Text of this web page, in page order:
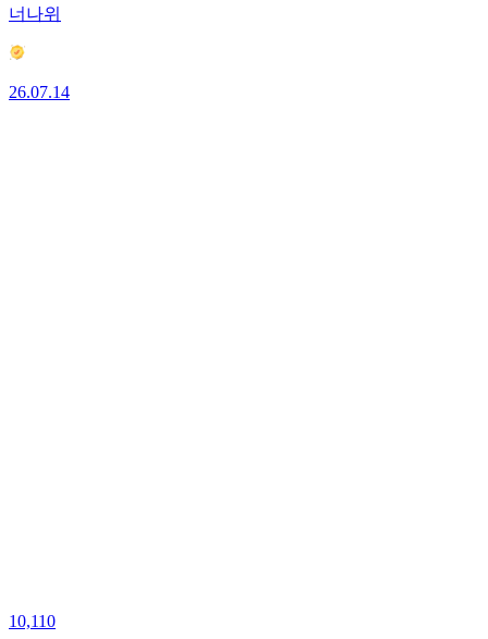
너나위
26.07.14
10,110